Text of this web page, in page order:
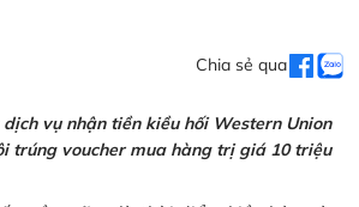
Chia sẻ qua
vụ nhận tiền kiều hối Western Union
trúng voucher mua hàng trị giá 10 triệu